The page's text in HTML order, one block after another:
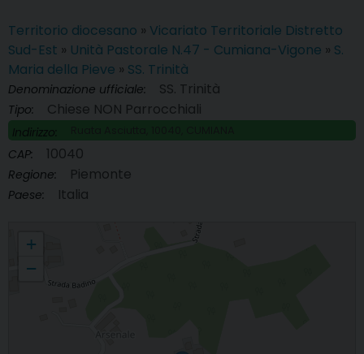
Territorio diocesano » Vicariato Territoriale Distretto
Sud-Est » Unità Pastorale N.47 - Cumiana-Vigone » S.
Maria della Pieve » SS. Trinità
Denominazione ufficiale: SS. Trinità
Tipo: Chiese NON Parrocchiali
Indirizzo:
CAP: 10040
Regione: Piemonte
Paese: Italia
+
−